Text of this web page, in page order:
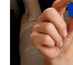
1 KEEN
3 DEA
9 CORAL